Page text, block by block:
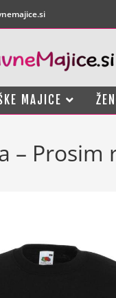
MAJICE
– Prosim